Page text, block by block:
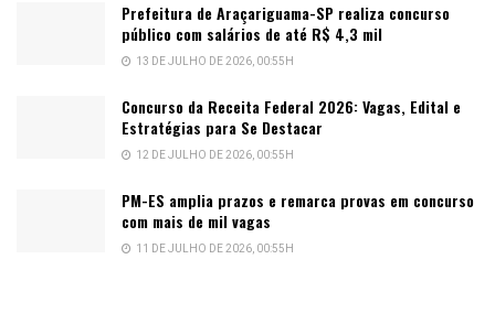
Prefeitura de Araçariguama-SP realiza concurso
público com salários de até R$ 4,3 mil
13 DE JULHO DE 2026, 00:55H
Concurso da Receita Federal 2026: Vagas, Edital e
Estratégias para Se Destacar
12 DE JULHO DE 2026, 00:55H
PM-ES amplia prazos e remarca provas em concurso
com mais de mil vagas
11 DE JULHO DE 2026, 00:55H